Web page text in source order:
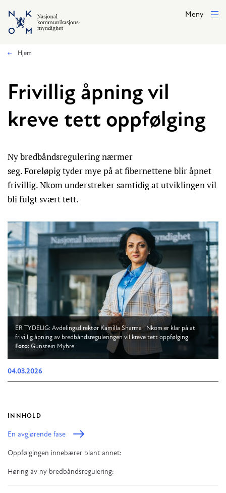
Hopp til hovedinnhold
Meny
Hjem
Frivillig åpning vil
kreve tett oppfølging
Ny bredbåndsregulering nærmer
seg. Foreløpig tyder mye på at fibernettene blir åpnet
frivillig. Nkom understreker samtidig at utviklingen vil
bli fulgt svært tett.
ER TYDELIG: Avdelingsdirektør Kamilla Sharma i Nkom er klar på at
frivillig åpning av bredbåndsreguleringen vil kreve tett oppfølging.
Foto: Gunstein Myhre
04.03.2026
INNHOLD
En avgjørende fase
Oppfølgingen innebærer blant annet:
Høring av ny bredbåndsregulering: